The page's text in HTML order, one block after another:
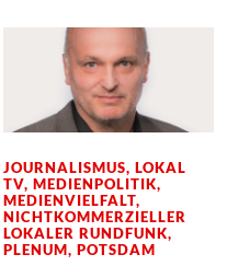
JOURNALISMUS,LOKAL
TV,MEDIENPOLITIK,
MEDIENVIELFALT,
NICHTKOMMERZIELLER
LOKALER RUNDFUNK,
PLENUM,POTSDAM